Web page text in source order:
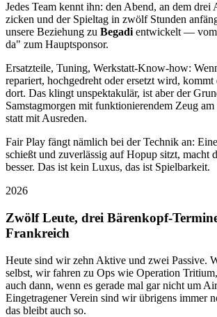
Jedes Team kennt ihn: den Abend, an dem
zicken und der Spieltag in zwölf Stunden
unsere Beziehung zu Begadientwickelt — vom
da" zum Hauptsponsor.
Ersatzteile, Tuning, Werkstatt-Know-how:
repariert, hochgedreht oder ersetzt wird,
dort. Das klingt unspektakulär, ist aber der
Samstagmorgen mit funktionierendem Zeug am
statt mit Ausreden.
Fair Play fängt nämlich bei der Technik an:
schießt und zuverlässig auf Hopup sitzt, macht
besser. Das ist kein Luxus, das ist Spielbarkeit.
2026
Zwölf Leute, drei Bärenkopf-
Frankreich
Heute sind wir zehn Aktive und zwei Passive.
selbst, wir fahren zu Ops wie Operation
auch dann, wenn es gerade mal gar nicht um
Eingetragener Verein sind wir übrigens immer
das bleibt auch so.